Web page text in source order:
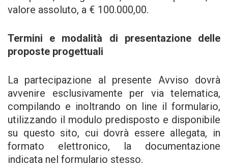
valore assoluto, a € 100.000,00.
Termini e modalità di presentazione delle
proposte progettuali
La partecipazione al presente Avviso dovrà
avvenire esclusivamente per via telematica,
compilando e inoltrando on line il formulario,
utilizzando il modulo predisposto e disponibile
su questo sito, cui dovrà essere allegata, in
formato elettronico, la documentazione
indicata nel formulario stesso.